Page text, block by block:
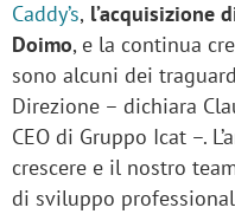
Caddy’s, l’acquisizione
Doimo, e la continua
sono alcuni dei
Direzione – dichiara
CEO di Gruppo Icat –.
crescere e il nostro
di sviluppo